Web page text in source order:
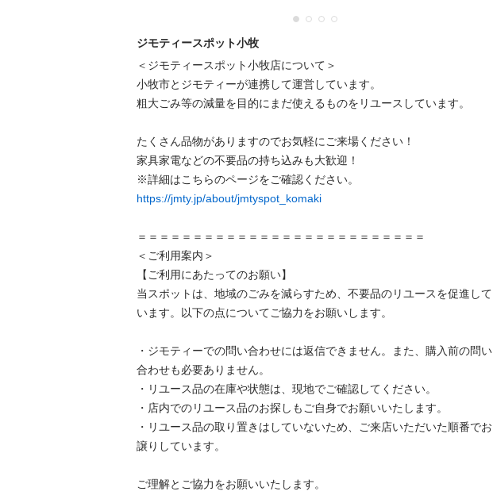
ジモティースポット小牧
＜ジモティースポット小牧店について＞
小牧市とジモティーが連携して運営しています。
粗⼤ごみ等の減量を⽬的にまだ使えるものをリユースしています。
たくさん品物がありますのでお気軽にご来場ください！
家具家電などの不要品の持ち込みも大歓迎！
https://jmty.jp/about/jmtyspot_komaki
＝＝＝＝＝＝＝＝＝＝＝＝＝＝＝＝＝＝＝＝＝＝＝＝＝＝
＜ご利用案内＞
【ご利用にあたってのお願い】
当スポットは、地域のごみを減らすため、不要品のリユースを促進して
います。以下の点についてご協力をお願いします。
・ジモティーでの問い合わせには返信できません。また、購入前の問い
合わせも必要ありません。
・リユース品の在庫や状態は、現地でご確認してください。
・店内でのリユース品のお探しもご自身でお願いいたします。
・リユース品の取り置きはしていないため、ご来店いただいた順番でお
譲りしています。
ご理解とご協力をお願いいたします。